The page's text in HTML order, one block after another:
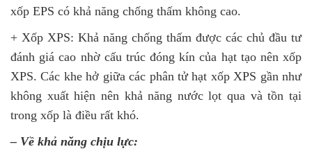
xốp EPS có khả năng chống thấm không cao.
+ Xốp XPS: Khả năng chống thấm được các chủ đầu tư
đánh giá cao nhờ cấu trúc đóng kín của hạt tạo nên xốp
XPS. Các khe hở giữa các phân tử hạt xốp XPS gần như
không xuất hiện nên khả năng nước lọt qua và tồn tại
trong xốp là điều rất khó.
– Về khả năng chịu lực: